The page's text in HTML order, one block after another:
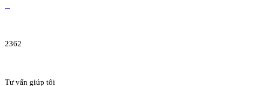
2362
Tư vấn giúp tôi